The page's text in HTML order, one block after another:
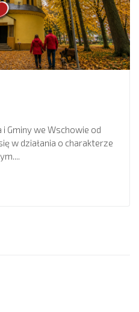
Gminy we Wschowie od
w działania o charakterze